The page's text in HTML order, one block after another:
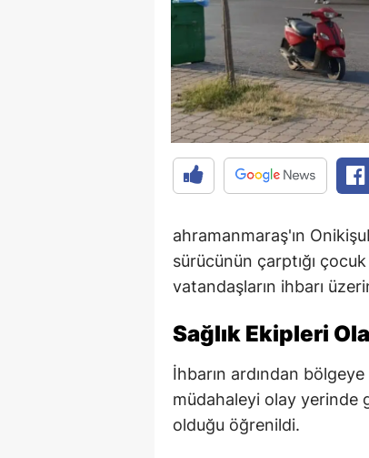
ahramanmaraş'ın
sürücünün çarptığı
vatandaşların ihbarı
Sağlık Ekipleri
İhbarın ardından
müdahaleyi olay yerinde
olduğu öğrenildi.